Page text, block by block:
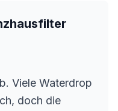
Viele Waterdrop
doch die